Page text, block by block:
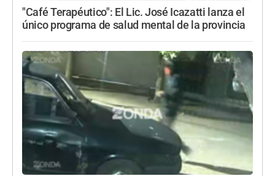
"Café Terapéutico": El Lic. José Icazatti lanza el
único programa de salud mental de la provincia